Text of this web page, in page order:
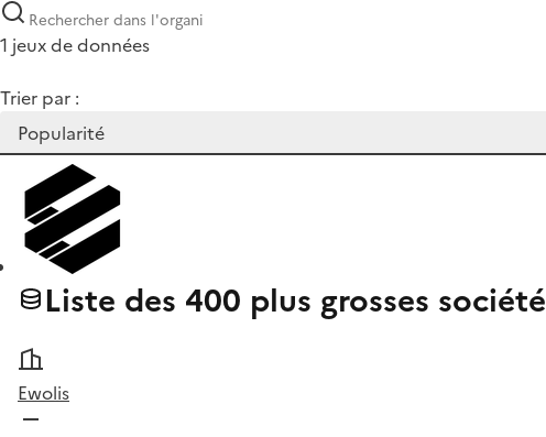
1 jeux de données
Trier par :
Liste des 400 plus grosses
Ewolis